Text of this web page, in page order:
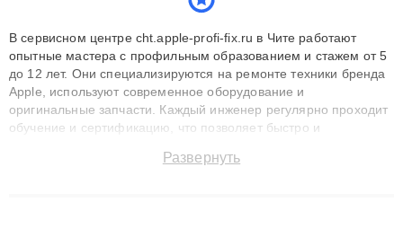
В сервисном центре cht.apple-profi-fix.ru в Чите работают
опытные мастера с профильным образованием и стажем от 5
до 12 лет. Они специализируются на ремонте техники бренда
Apple, используют современное оборудование и
оригинальные запчасти. Каждый инженер регулярно проходит
обучение и сертификацию, что позволяет быстро и
сохранением гарантии до 3 лет. Наши мастера решают
Развернуть